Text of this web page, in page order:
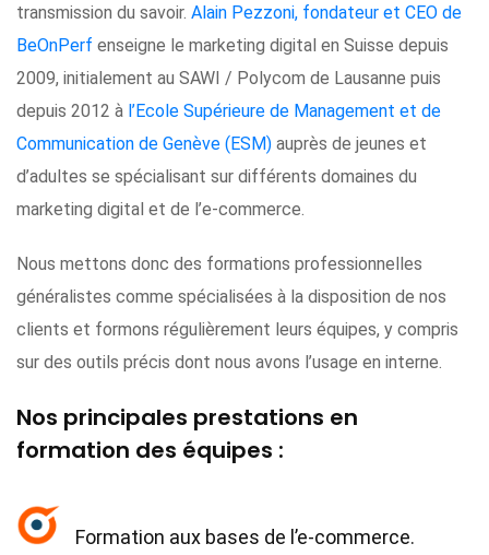
transmission du savoir. Alain Pezzoni, fondateur et CEO de
BeOnPerf enseigne le marketing digital en Suisse depuis
2009, initialement au SAWI / Polycom de Lausanne puis
depuis 2012 à l’Ecole Supérieure de Management et de
Communication de Genève (ESM) auprès de jeunes et
d’adultes se spécialisant sur différents domaines du
marketing digital et de l’e-commerce.
Nous mettons donc des formations professionnelles
généralistes comme spécialisées à la disposition de nos
clients et formons régulièrement leurs équipes, y compris
sur des outils précis dont nous avons l’usage en interne.
Nos principales prestations en
formation des équipes :
Formation aux bases de l’e-commerce.